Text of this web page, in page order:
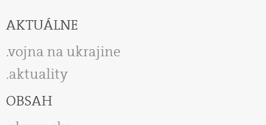
AKTUÁLNE
vojna na ukrajine
aktuality
OBSAH